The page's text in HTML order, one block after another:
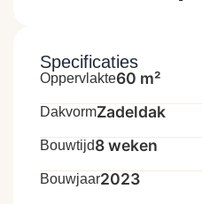
Specificaties
Oppervlakte60 m²
DakvormZadeldak
Bouwtijd8 weken
Bouwjaar2023